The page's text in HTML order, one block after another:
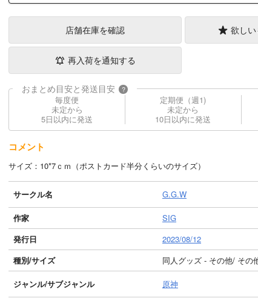
店舗在庫を確認 欲し
再入荷を通知する
おまとめ目安と発送目安 ?
毎度便
未定から
5日以内に発送
定期便（週1)
未定から
10日以内に発送
コメント
サイズ：10*7ｃｍ（ポストカード半分くらいのサイズ）
サークル名 G.G.W
作家
SIG
発行日
2023/08/12
種別/サイズ
同人グッズ - その他/ その
ジャンル/サブジャンル 原神